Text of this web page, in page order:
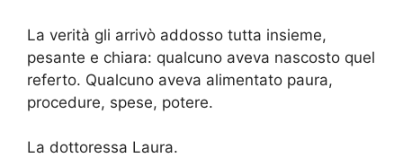
La verità gli arrivò addosso tutta insieme,
pesante e chiara: qualcuno aveva nascosto quel
referto. Qualcuno aveva alimentato paura,
procedure, spese, potere.
La dottoressa Laura.